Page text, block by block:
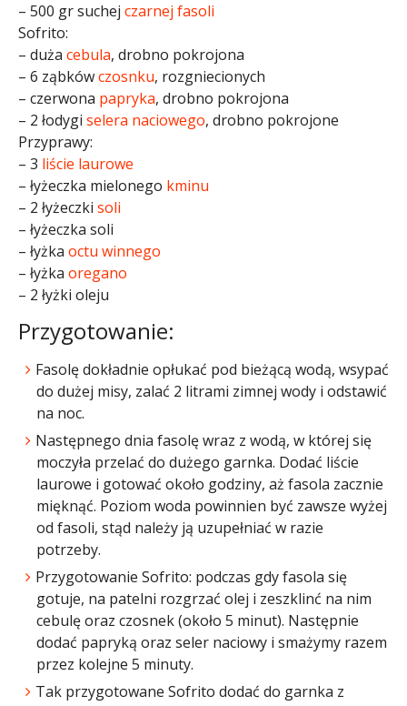
– 500 gr suchej czarnej fasoli
Sofrito:
– duża cebula, drobno pokrojona
– 6 ząbkówczosnku, rozgniecionych
– czerwona papryka, drobno pokrojona
– 2 łodygi selera naciowego, drobno pokrojone
Przyprawy:
– 3 liście laurowe
– łyżeczka mielonego kminu
– 2 łyżeczki soli
– łyżeczka soli
– łyżka octu winnego
– łyżka oregano
– 2 łyżki oleju
Przygotowanie:
Fasolę dokładnie opłukać pod bieżącą wodą, wsypać
do dużej misy, zalać 2 litrami zimnej wody i odstawić
na noc.
Następnego dnia fasolę wraz z wodą, w której się
moczyła przelać do dużego garnka. Dodać liście
laurowe i gotować około godziny, aż fasola zacznie
mięknąć. Poziom woda powinnien być zawsze wyżej
od fasoli, stąd należy ją uzupełniać w razie
potrzeby.​
Przygotowanie Sofrito​: podczas gdy fasola się
gotuje, na patelni rozgrzać olej i zeszklinć na nim
cebulę oraz czosnek (około 5 minut). Następnie
dodać papryką oraz seler naciowy i smażymy razem
przez kolejne 5 minuty.​
Tak przygotowane Sofrito dodać do garnka z